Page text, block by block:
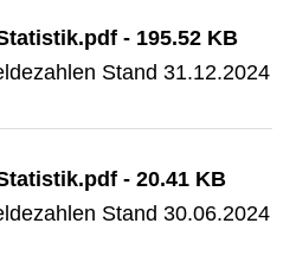
- 195.52 KB
Stand 31.12.2024
- 20.41 KB
Stand 30.06.2024